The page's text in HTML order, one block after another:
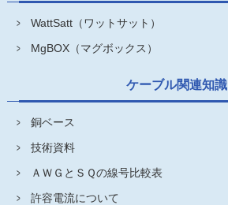
WattSatt（ワットサット）
MgBOX（マグボックス）
ケーブル関連知識
銅ベース
技術資料
ＡＷＧとＳＱの線号比較表
許容電流について